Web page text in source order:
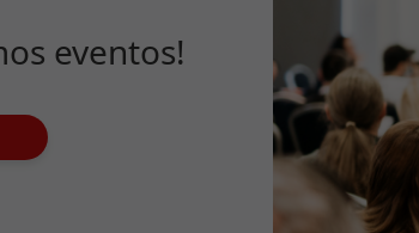
eventos!